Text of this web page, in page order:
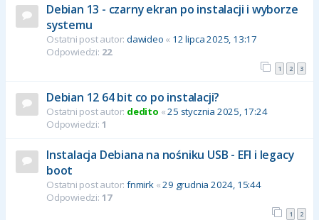
Debian 13 - czarny ekran po instalacji i wyborze
systemu
Ostatni post autor: dawideo « 12 lipca 2025, 13:17
Odpowiedzi: 22
1 2 3
Debian 12 64 bit co po instalacji?
Ostatni post autor: dedito «25 stycznia 2025, 17:24
Odpowiedzi: 1
Instalacja Debiana na nośniku USB - EFI i legacy
boot
Ostatni post autor: fnmirk«29 grudnia 2024, 15:44
Odpowiedzi: 17
1 2